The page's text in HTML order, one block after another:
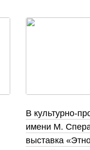
В культурно-
имени М.
выставка